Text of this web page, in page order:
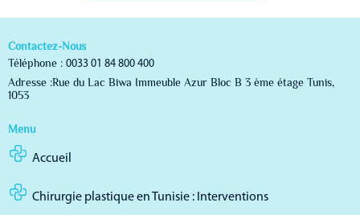
Contactez-Nous
Téléphone : 0033 01 84 800 400
Adresse :Rue du Lac Biwa Immeuble Azur Bloc B 3 ème étage Tunis,
1053
Menu
Accueil
Chirurgie plastique en Tunisie : Interventions